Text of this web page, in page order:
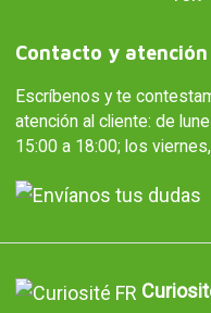
Contacto y
Escríbenos y te
atención al cliente: de
15:00 a 18:00; los